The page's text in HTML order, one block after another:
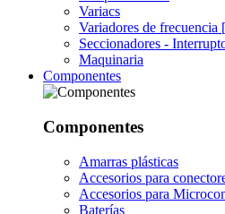
Variacs
Variadores de
Seccionadores -
Maquinaria
Componentes
Componentes
Amarras plásticas
Accesorios para
Accesorios para
Baterías